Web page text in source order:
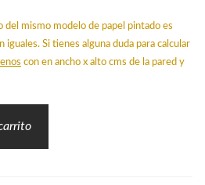
del mismo modelo de papel pintado es
iguales. Si tienes alguna duda para calcular
con en ancho x alto cms de la pared y